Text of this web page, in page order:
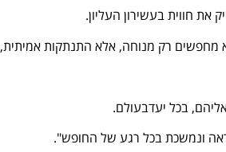
את חווית בעשירון העליון.
מחפשים רק מנוחה, אלא התנתקות אמיתית,
ונמשכת בכל רגע של החופש".